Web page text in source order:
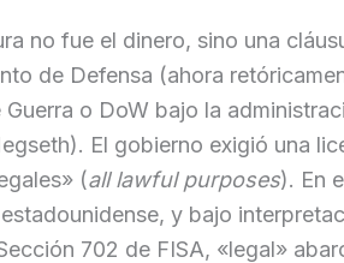
no fue el dinero, sino una
de Defensa (ahora
o DoW bajo la
El gobierno exigió una
(all lawful purposes). En
y bajo
702 de FISA, «legal»